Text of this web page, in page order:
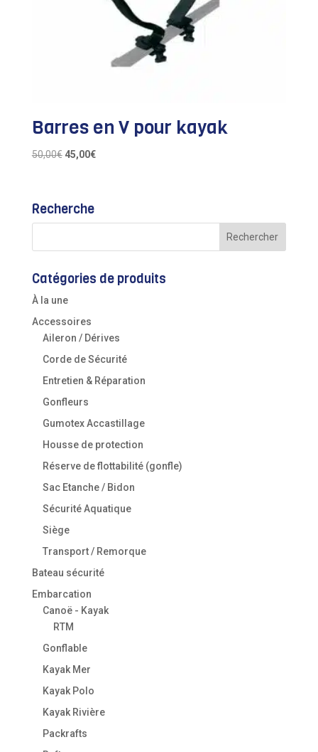
Barres en V pour kayak
50,00€ Le
était :
45,00€Le
Recherche
Catégories de produits
À la une
Accessoires
Aileron / Dérives
Corde de Sécurité
Entretien & Réparation
Gonfleurs
Gumotex Accastillage
Housse de protection
Réserve de flottabilité (gonfle)
Sac Etanche / Bidon
Sécurité Aquatique
Siège
Transport / Remorque
Bateau sécurité
Embarcation
Canoë - Kayak
RTM
Gonflable
Kayak Mer
Kayak Polo
Kayak Rivière
Packrafts